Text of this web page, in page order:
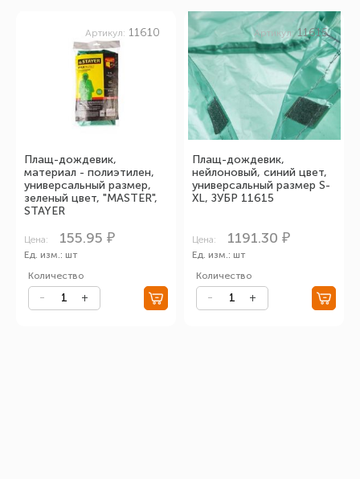
Плащ-дождевик,
материал - полиэтилен,
универсальный размер,
зеленый цвет, "MASTER",
STAYER
Артикул: 11610
Цена: 155.95 ₽
Ед. изм.: шт
Количество
Плащ-дождевик,
нейлоновый, синий цвет,
универсальный размер S-
XL, ЗУБР 11615
Артикул: 11615
Цена: 1191.30 ₽
Ед. изм.: шт
Количество